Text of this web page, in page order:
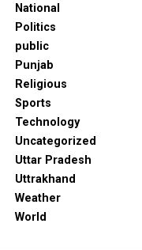
National
Politics
public
Punjab
Religious
Sports
Technology
Uncategorized
Uttar Pradesh
Uttrakhand
Weather
World